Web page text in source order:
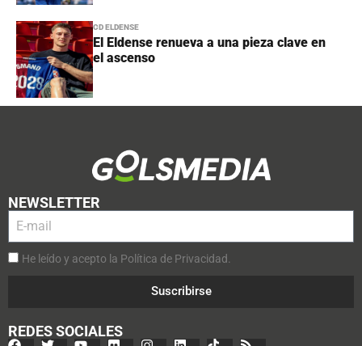
CD ELDENSE
El Eldense renueva a una pieza clave en
el ascenso
NEWSLETTER
He leído y acepto la Política de Privacidad.
Suscribirse
REDES SOCIALES